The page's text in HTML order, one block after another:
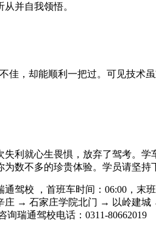
并自我领悟。
，却能顺利一把过。可见技术
利就心生畏惧，放弃了驾考。
数不多的珍贵体验。学员请坚持
通驾校 ，首班车时间：06:00，
→ 石家庄学院北门 → 以岭建
瑞通驾校电话：0311-80662019